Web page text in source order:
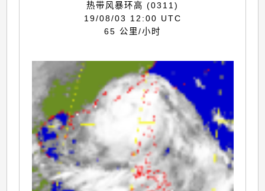
热带风暴环高 (0311)
19/08/03 12:00 UTC
65 公里/小时